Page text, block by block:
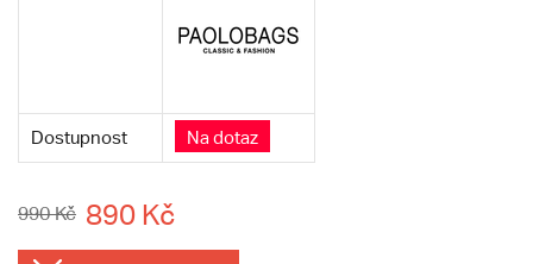
Dostupnost Na dotaz
990 Kč 890 Kč